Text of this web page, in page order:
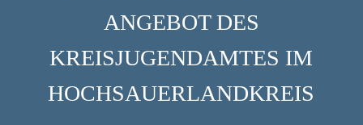
ANGEBOT DES
KREISJUGENDAMTES IM
HOCHSAUERLANDKREIS